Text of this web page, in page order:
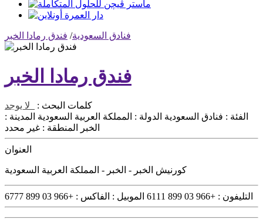
فنادق السعودية/ فندق رمادا الخبر
فندق رمادا الخبر
كلمات البحث :
لا يوجد
الفئة : فنادق السعودية الدولة : المملكة العربية السعودية المدينة :
الخبر
المنطقة : غير محدد
العنوان
كورنيش الخبر - الخبر - المملكة العربية السعودية
التليفون : +966 03 899 6111 الموبيل : الفاكس : +966 03 899 6777